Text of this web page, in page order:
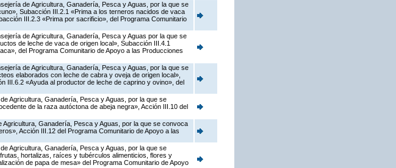
de Agricultura, Ganadería, Pesca y Aguas, por la que se
Subacción III.2.1 «Prima a los terneros nacidos de vaca
III.2.3 «Prima por sacrificio», del Programa Comunitario
de Agricultura, Ganadería, Pesca y Aguas por la que se
de leche de vaca de origen local», Subacción III.4.1
del Programa Comunitario de Apoyo a las Producciones
de Agricultura, Ganadería, Pesca y Aguas, por la que se
elaborados con leche de cabra y oveja de origen local»,
III.6.2 «Ayuda al productor de leche de caprino y ovino», del
Agricultura, Ganadería, Pesca y Aguas, por la que se
de la raza autóctona de abeja negra», Acción III.10 del
Ganadería, Pesca y Aguas, por la que se convoca
Acción III.12 del Programa Comunitario de Apoyo a las
Agricultura, Ganadería, Pesca y Aguas, por la que se
hortalizas, raíces y tubérculos alimenticios, flores y
de papa de mesa» del Programa Comunitario de Apoyo